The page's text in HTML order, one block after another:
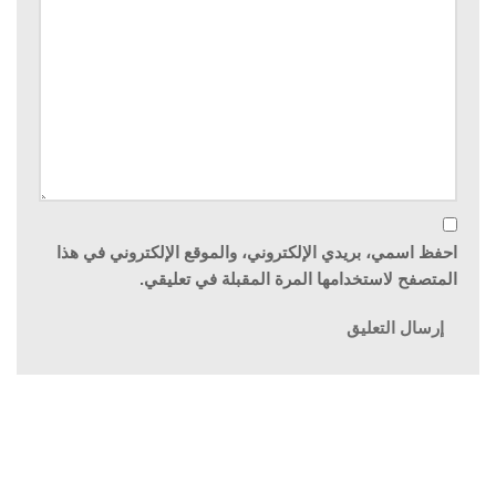
احفظ اسمي، بريدي الإلكتروني، والموقع الإلكتروني في هذا
المتصفح لاستخدامها المرة المقبلة في تعليقي.